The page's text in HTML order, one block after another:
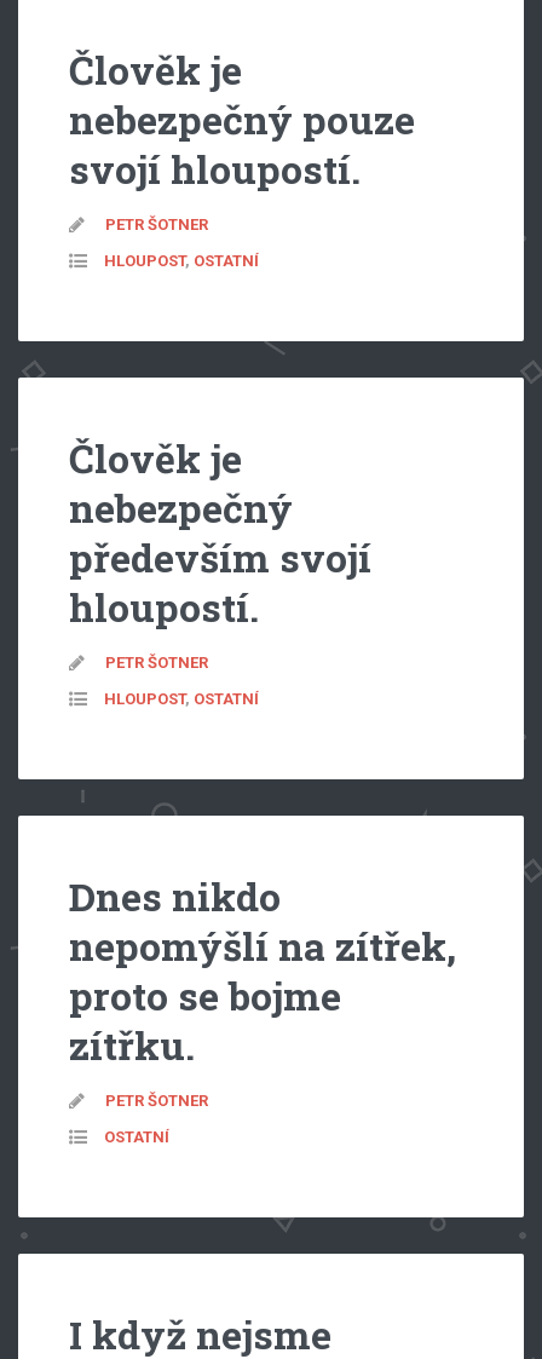
Člověk je
nebezpečný pouze
svojí hloupostí.
PETR ŠOTNER
HLOUPOST, OSTATNÍ
Člověk je
nebezpečný
především svojí
hloupostí.
PETR ŠOTNER
HLOUPOST, OSTATNÍ
Dnes nikdo
nepomýšlí na zítřek,
proto se bojme
zítřku.
PETR ŠOTNER
OSTATNÍ
I když nejsme